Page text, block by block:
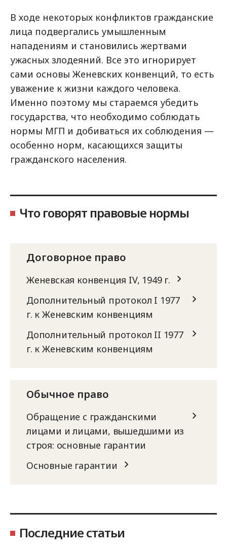
В ходе некоторых конфликтов гражданские
лица подвергались умышленным
нападениям и становились жертвами
ужасных злодеяний. Все это игнорирует
сами основы Женевских конвенций, то есть
уважение к жизни каждого человека.
Именно поэтому мы стараемся убедить
государства, что необходимо соблюдать
нормы МГП и добиваться их соблюдения —
особенно норм, касающихся защиты
гражданского населения.
Что говорят правовые нормы
Договорное право
Женевская конвенция IV, 1949 г.
Дополнительный протокол I 1977
г. к Женевским конвенциям
Дополнительный протокол II 1977
г. к Женевским конвенциям
Обычное право
Обращение с гражданскими
лицами и лицами, вышедшими из
строя: основные гарантии
Основные гарантии
Последние статьи